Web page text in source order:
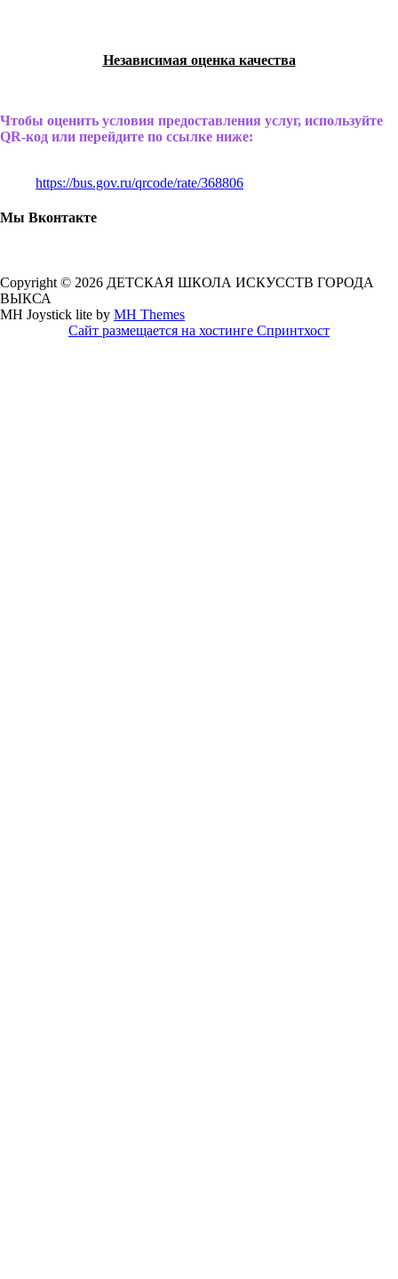
Независимая оценка качества
Чтобы оценить условия предоставления услуг, используйте
QR-код или перейдите по ссылке ниже:
https://bus.gov.ru/qrcode/rate/368806
Мы Вконтакте
Copyright © 2026 ДЕТСКАЯ ШКОЛА ИСКУССТВ ГОРОДА
ВЫКСА
MH Joystick lite by MH Themes
Сайт размещается на хостинге Спринтхост